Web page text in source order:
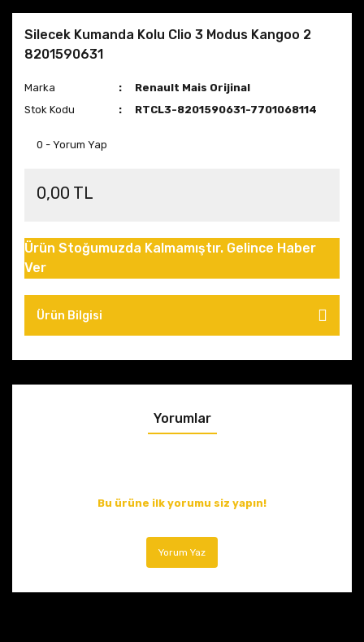
Silecek Kumanda Kolu Clio 3 Modus Kangoo 2
8201590631
Marka
Renault Mais Orijinal
Stok Kodu
RTCL3-8201590631-7701068114
0 - Yorum Yap
0,00 TL
Ürün Stoğumuzda Kalmamıştır. Gelince Haber
Ver
Ürün Bilgisi
Yorumlar
Bu ürüne ilk yorumu siz yapın!
Yorum Yaz